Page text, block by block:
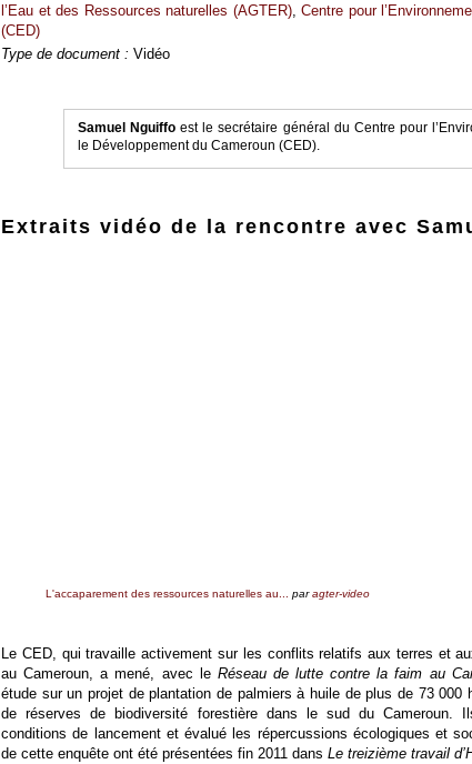
l’Eau et des Ressources naturelles (AGTER),Centre pour
(CED)
Type de document : Vidéo
Samuel Nguiffo est le secrétaire général du Centre pour
le Développement du Cameroun (CED).
Extraits vidéo de la rencontre avec
L'accaparement des ressources naturelles au... paragter-video
Le CED, qui travaille activement sur les conflits relatifs aux terres et
au Cameroun, a mené, avec le Réseau de lutte contre la faim au
étude sur un projet de plantation de palmiers à huile de plus de 73 000
de réserves de biodiversité forestière dans le sud du Cameroun.
conditions de lancement et évalué les répercussions écologiques et
de cette enquête ont été présentées fin 2011 dans Le treizième travail